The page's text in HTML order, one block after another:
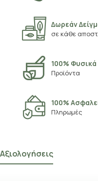
Δωρεάν
σε κάθε
100% Φυσικά
Προϊόντα
100%
Πληρωμές
Αξιολογήσεις